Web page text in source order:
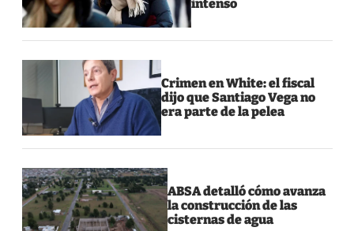
intenso
Crimen en White: el fiscal
dijo que Santiago Vega no
era parte de la pelea
ABSA detalló cómo avanza
la construcción de las
cisternas de agua